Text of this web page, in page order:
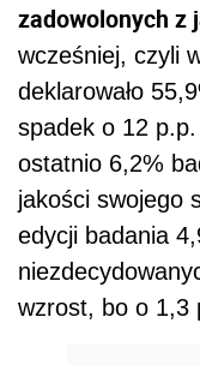
zadowolonych z
wcześniej, czyli
deklarowało
spadek o 12
ostatnio 6,2%
jakości swojego
edycji badania
wzrost, bo o 1,3